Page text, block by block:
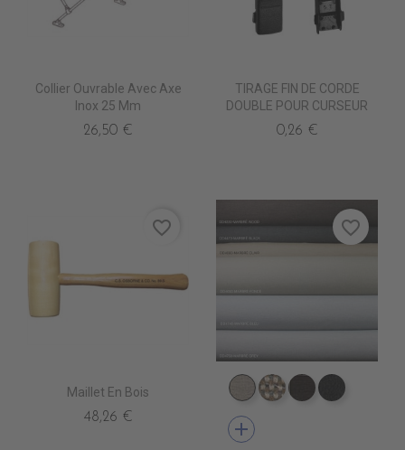
Collier Ouvrable Avec Axe
Inox 25 Mm
26,50 €
TIRAGE FIN DE CORDE
DOUBLE POUR CURSEUR
0,26 €
Maillet En Bois
48,26 €
favorite_border
DD4080 MARBRE
DD4090 MARBRE
DD4220DD4470
add
favorite_border